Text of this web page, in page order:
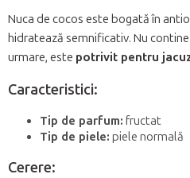
Nuca de cocos este bogată în
hidratează semnificativ. Nu
urmare, este potrivit pentru
Caracteristici:
Tip de parfum: fructat
Tip de piele: piele normală
Cerere: